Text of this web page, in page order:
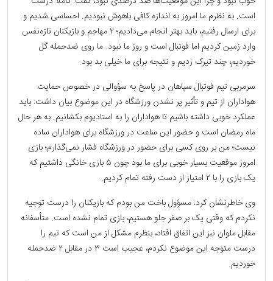
است. به نظرم ما امروز به اندازه کافی باهوش نبودیم. احساسی شدیم و
برای ارسال رفتیم، باید بهتر انجام می‌دادیم؛ ۲ مهاجم و بازیکنان تازه‌نفس
وارد زمین کردیم اما فوتبال است و روز ما نبود. ما روی ضدحمله گل
خوردیم، چند تیرک زدیم و نتیجه برای ما خیلی بد بود.
سرمربی تیم فوتبال سپاهان در پاسخ به سؤوالی در خصوص حمایت
هواداران از تیم و تأثیر پر نشدن ورزشگاه در این موضوع بیان داشت: باید
عملکرد خوبی داشته باشیم تا هواداران را به استادیوم بکشانیم. به هر حال
ماه رمضان است و حضور این ساعت در ورزشگاه برای هواداران ساده
نیست؛ من بر روی کسی برای حضور در ورزشگاه فشار نمی‌گذارم؛ بازی
امروز موقعیت بسیار خوبی برای ما بود چون ۵ بازی خانگی داشتیم که
یک بازی را با ۲ امتیاز از دست رفته تمام کردیم.
وی خاطرنشان کرد: مسؤول باخت من بودم که بازیکنان را درست توجیه
نکردم که وقتی یک بر صفر جلو هستیم، بازی تمام نشده است. متأسفانه
مقابل ملوان نبز این اتفاق افتاد، بنظرم مشکل از من است که تیم را
درست متوجه این موضوع نکردم، عجیب است ۳ در مقابل ۲ ضدحمله
خوردیم.